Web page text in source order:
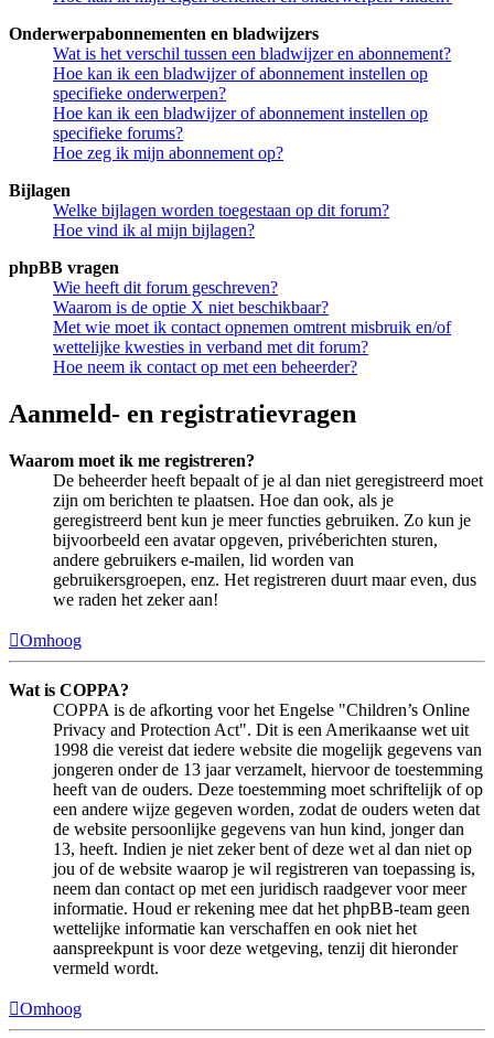
Onderwerpabonnementen en bladwijzers
Wat is het verschil tussen een bladwijzer en abonnement?
Hoe kan ik een bladwijzer of abonnement instellen op
specifieke onderwerpen?
Hoe kan ik een bladwijzer of abonnement instellen op
specifieke forums?
Hoe zeg ik mijn abonnement op?
Bijlagen
Welke bijlagen worden toegestaan op dit forum?
Hoe vind ik al mijn bijlagen?
phpBB vragen
Wie heeft dit forum geschreven?
Waarom is de optie X niet beschikbaar?
Met wie moet ik contact opnemen omtrent misbruik en/of
wettelijke kwesties in verband met dit forum?
Hoe neem ik contact op met een beheerder?
Aanmeld- en registratievragen
Waarom moet ik me registreren?
De beheerder heeft bepaalt of je al dan niet geregistreerd moet
zijn om berichten te plaatsen. Hoe dan ook, als je
geregistreerd bent kun je meer functies gebruiken. Zo kun je
bijvoorbeeld een avatar opgeven, privéberichten sturen,
andere gebruikers e-mailen, lid worden van
gebruikersgroepen, enz. Het registreren duurt maar even, dus
we raden het zeker aan!
Omhoog
Wat is COPPA?
COPPA is de afkorting voor het Engelse "Children’s Online
Privacy and Protection Act". Dit is een Amerikaanse wet uit
1998 die vereist dat iedere website die mogelijk gegevens van
jongeren onder de 13 jaar verzamelt, hiervoor de toestemming
heeft van de ouders. Deze toestemming moet schriftelijk of op
een andere wijze gegeven worden, zodat de ouders weten dat
de website persoonlijke gegevens van hun kind, jonger dan
13, heeft. Indien je niet zeker bent of deze wet al dan niet op
jou of de website waarop je wil registreren van toepassing is,
neem dan contact op met een juridisch raadgever voor meer
informatie. Houd er rekening mee dat het phpBB-team geen
wettelijke informatie kan verschaffen en ook niet het
aanspreekpunt is voor deze wetgeving, tenzij dit hieronder
vermeld wordt.
Omhoog